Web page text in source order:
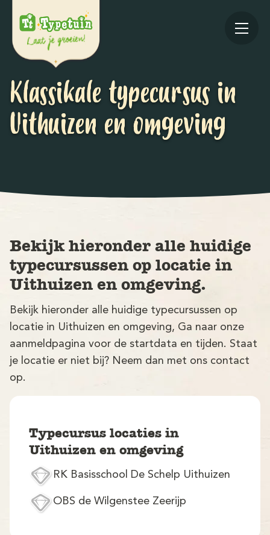
Klassikale typecursus in
Uithuizen en omgeving
Bekijk hieronder alle huidige
typecursussen op locatie in
Uithuizen en omgeving.
Bekijk hieronder alle huidige typecursussen op
locatie in Uithuizen en omgeving, Ga naar onze
aanmeldpagina voor de startdata en tijden. Staat
je locatie er niet bij? Neem dan met ons contact
op.
Typecursus locaties in
Uithuizen en omgeving
RK Basisschool De Schelp Uithuizen
OBS de Wilgenstee Zeerijp